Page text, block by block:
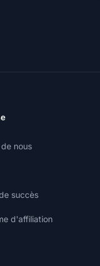
nous
succès
d'affiliation